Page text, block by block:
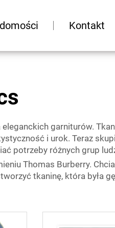
Kontakt
garniturów.
i urok. Teraz
potrzeby różnych grup
Thomas Burberry.
tkaninę, która była